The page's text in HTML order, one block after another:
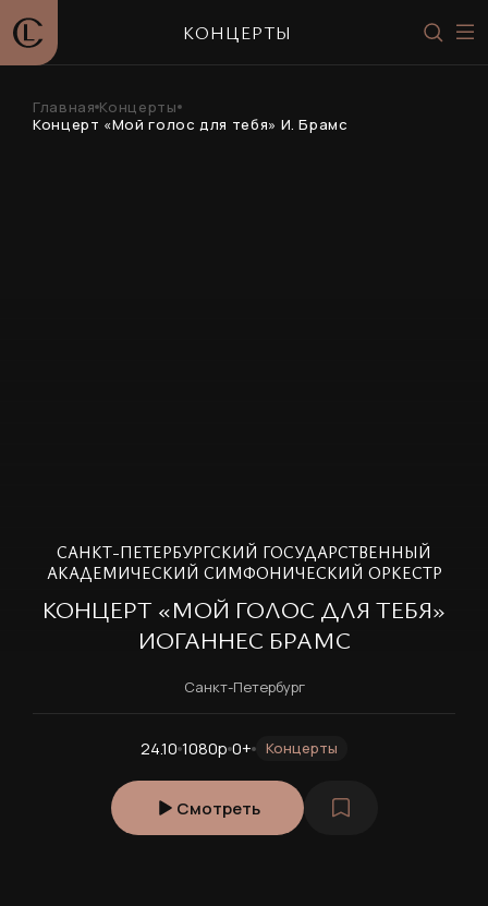
КОНЦЕРТЫ
Главная Концерты
Концерт «Мой голос для тебя» И. Брамс
САНКТ-ПЕТЕРБУРГСКИЙ ГОСУДАРСТВЕННЫЙ
АКАДЕМИЧЕСКИЙ СИМФОНИЧЕСКИЙ ОРКЕСТР
КОНЦЕРТ «МОЙ ГОЛОС ДЛЯ ТЕБЯ»
ИОГАННЕС БРАМС
Санкт-Петербург
24.10 1080p 0+ Концерты
Смотреть